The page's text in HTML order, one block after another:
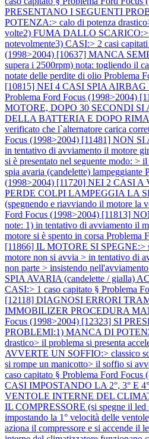
PRESENTANO I SEGUENTI
POTENZA:> calo di potenza
volte2) FUMA DALLO SCARICO:>
notevolmente3) CASI:> 2 casi capitati
(1998>2004) [10637] MANCA
supera i 2500rpm) nota: togliendo il
notate delle perdite di olio Problema
[10815] NEI 4 CASI SPIA AIRBAG
Problema Ford Focus (1998>2004)
MOTORE, DOPO 30 SECONDI SI
DELLA BATTERIA E DOPO
verificato che l`alternatore carica
Focus (1998>2004) [11481] NON
in tentativo di avviamento il motore
si è presentato nel seguente modo: >
spia avaria (candelette) lampeggiante
(1998>2004) [11720] NEI 2 CASI
PERDE COLPI LAMPEGGIA LA
(spegnendo e riavviando il motore la
Ford Focus (1998>2004) [11813]
note: 1) in tentativo di avviamento il
motore si è spento in corsa Problema
[11866] IL MOTORE SI SPEGNE:>
motore non si avvia > in tentativo di
non parte > insistendo
SPIA AVARIA (candelette / gialla)
CASI:> 1 caso capitato § Problema
[12118] DIAGNOSI ERRORI
IMMOBILIZER PROCEDURA
Focus (1998>2004) [12323] SI
PROBLEMI:1) MANCA DI
drastico> il problema si presenta
AVVERTE UN SOFFIO:> classico
si rompe un manicotto> il soffio si
caso capitato § Problema Ford Focus
CASI IMPOSTANDO LA 2°, 3° E
VENTOLE INTERNE DEL
IL COMPRESSORE (si spegne il led
impostando la 1° velocità delle
aziona il compressore e si accende il